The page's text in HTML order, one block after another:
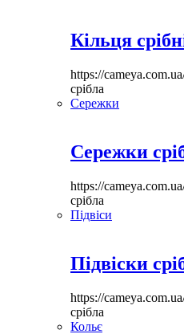
Кільця
https://
срібла
Сережки
Сережки
https://
срібла
Підвіси
Підвіски
https://
срібла
Кольє